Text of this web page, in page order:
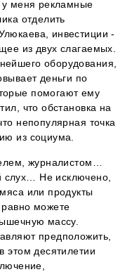
у меня рекламные
отделить
инвестиции -
из двух слагаемых.
оборудования,
деньги по
помогают ему
что обстановка на
непопулярная точка
из социума.
журналистом…
Не исключено,
или продукты
можете
массу.
предположить,
этом десятилетии